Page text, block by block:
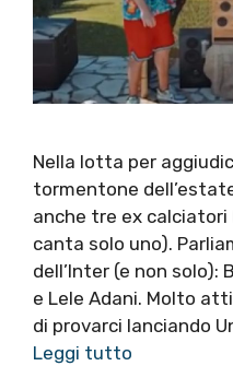
Nella lotta per
tormentone
anche tre ex
canta solo uno).
dell’Inter (e non solo):
e Lele Adani. Molto
di provarci lanciando
Leggi tutto